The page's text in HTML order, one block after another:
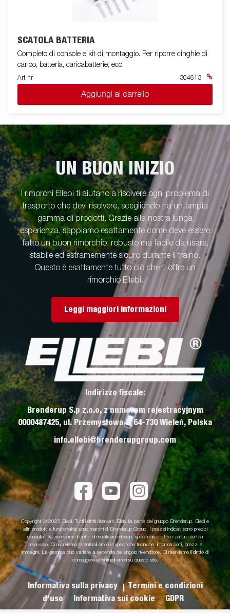
SCATOLA BATTERIA
Completo di console e kit di montaggio. Per riporre cinghie di
carico, batteria, caricabatterie, ecc.
Art nr 304613
Aggiungi al carrello
UN BUON INIZIO
I rimorchi Ellebi ti aiutano a risolvere ogni problema di
trasporto che devi risolvere, scegliendo tra un'ampia
gamma di prodotti. Grazie alla nostra lunga
esperienza, sappiamo esattamente come deve essere
fatto un buon rimorchio: robusto ma facile da usare,
stabile ed estramemente sicuro durante il traino.
Questo è esattamente tutto ciò che ti offre un
rimorchio Ellebi.
Leggi maggiori informazioni
Indirizzo fiscale:
Brenderup S.p z.o.o, z numerem rejestracyjnym
0000487425, ul. Przemysłowa 3, 64-730 Wieleń, Polska
info.ellebi@brenderupgroup.com
Copyright © 2025 Ellebi. Tutti i diritti riservati. Ellebi fa parte del gruppo Brenderup. Ellebi e
altri prodotti e funzionalità sono marchi di Brenderup Group. I prezzi indicati sono prezzi
consigliati. Ci riserviamo il diritto di modificare design, specifiche e attrezzature senza
preavviso. Ci riserviamo eventuali errori in specifiche tecniche, informazioni, prezzi e
immagini. La gamma può variare a seconda del singolo rivenditore. Ci riserviamo il diritto di
correggere eventuali errori su questo sito.
Informativa sulla privacy
Termini e condizioni
d'uso
Informativa sui cookie GDPR